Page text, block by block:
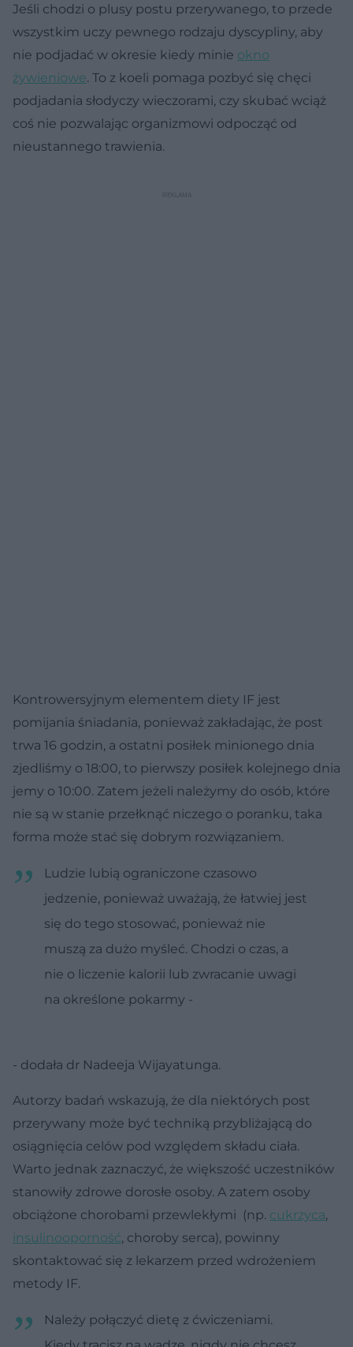
Jeśli chodzi o plusy postu przerywanego, to przede
wszystkim uczy pewnego rodzaju dyscypliny, aby
nie podjadać w okresie kiedy minie okno
żywieniowe. To z koeli pomaga pozbyć się chęci
podjadania słodyczy wieczorami, czy skubać wciąż
coś nie pozwalając organizmowi odpocząć od
nieustannego trawienia.
Kontrowersyjnym elementem diety IF jest
pomijania śniadania, ponieważ zakładając, że post
trwa 16 godzin, a ostatni posiłek minionego dnia
zjedliśmy o 18:00, to pierwszy posiłek kolejnego dnia
jemy o 10:00. Zatem jeżeli należymy do osób, które
nie są w stanie przełknąć niczego o poranku, taka
forma może stać się dobrym rozwiązaniem.
Ludzie lubią ograniczone czasowo
jedzenie, ponieważ uważają, że łatwiej jest
się do tego stosować, ponieważ nie
muszą za dużo myśleć. Chodzi o czas, a
nie o liczenie kalorii lub zwracanie uwagi
na określone pokarmy -
- dodała dr Nadeeja Wijayatunga.
Autorzy badań wskazują, że dla niektórych post
przerywany może być techniką przybliżającą do
osiągnięcia celów pod względem składu ciała.
Warto jednak zaznaczyć, że większość uczestników
stanowiły zdrowe dorosłe osoby. A zatem osoby
obciążone chorobami przewlekłymi (np. cukrzyca,
insulinooporność, choroby serca), powinny
skontaktować się z lekarzem przed wdrożeniem
metody IF.
Należy połączyć dietę z ćwiczeniami.